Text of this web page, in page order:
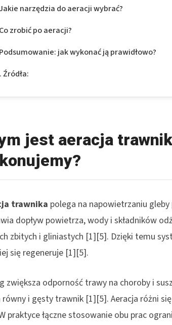
narzędzia do aeracji wybrać?
Co zrobić po aeracji?
Podsumowanie: jak wykonać ją prawidłowo?
Źródła:
jest aeracja
trawnika polega na napowietrzaniu
dopływ powietrza, wody i składników
zbitych i gliniastych [1][5]. Dzięki temu
się regeneruje [1][5].
zwiększa odporność trawy na choroby i
równy i gęsty trawnik [1][5]. Aeracja różni
praktyce łączne stosowanie obu prac